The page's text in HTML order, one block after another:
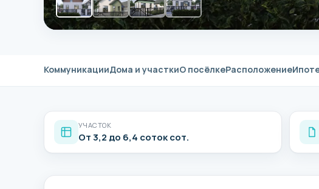
КоммуникацииДома и участкиО посёлкеРасположение
УЧАСТОК
От 3,2 до 6,4 соток сот.